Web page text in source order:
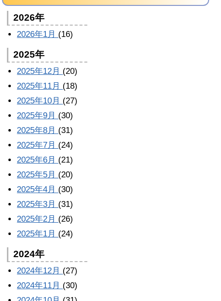
2026年
2026年1月 (16)
2025年
2025年12月 (20)
2025年11月 (18)
2025年10月 (27)
2025年9月 (30)
2025年8月 (31)
2025年7月 (24)
2025年6月 (21)
2025年5月 (20)
2025年4月 (30)
2025年3月 (31)
2025年2月 (26)
2025年1月 (24)
2024年
2024年12月 (27)
2024年11月 (30)